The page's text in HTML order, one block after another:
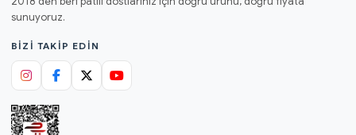
sunuyoruz.
BIZI TAKIP EDIN